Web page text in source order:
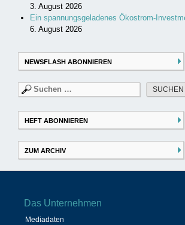
3. August 2026
Ein spannungsgeladenes Ökostrom-
6. August 2026
NEWSFLASH ABONNIEREN
Suchen
nach:
HEFT ABONNIEREN
ZUM ARCHIV
Das Unternehmen
Mediadaten